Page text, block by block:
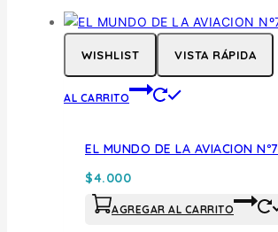
WISHLIST VISTA RÁPIDA
AL CARRITO
EL MUNDO DE LA AVIACION Nº7
$4.000
AGREGAR AL CARRITO